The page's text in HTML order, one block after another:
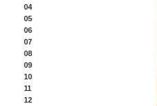
04
05
06
07
08
09
10
11
12